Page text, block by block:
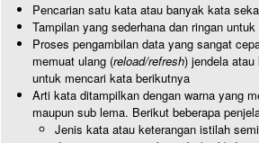
Pencarian satu kata atau banyak kata
Tampilan yang sederhana dan ringan
Proses pengambilan data yang sangat
memuat ulang (reload/refresh) jendela atau
untuk mencari kata berikutnya
Arti kata ditampilkan dengan warna yang
maupun sub lema. Berikut beberapa
Jenis kata atau keterangan istilah